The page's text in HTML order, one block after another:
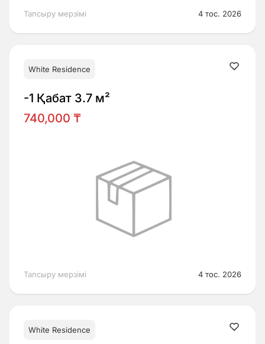
Тапсыру мерзімі 4 тос. 2026
White Residence
-1 Қабат 3.7 м²
740,000 ₸
Тапсыру мерзімі 4 тос. 2026
White Residence